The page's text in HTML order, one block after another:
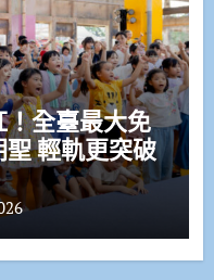
全臺最大免
輕軌更突破